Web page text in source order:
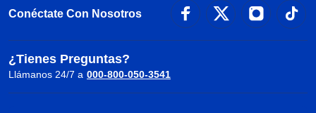
Conéctate Con Nosotros
¿Tienes Preguntas?
Llámanos 24/7 a 000-800-050-3541